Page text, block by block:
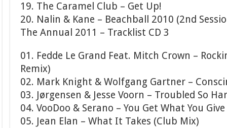
19. The Caramel Club – Get Up!
20. Nalin & Kane – Beachball 2010 (2nd
The Annual 2011 – Tracklist CD 3
01. Fedde Le Grand Feat. Mitch Crown –
Remix)
02. Mark Knight & Wolfgang Gartner –
03. Jørgensen & Jesse Voorn – Troubled So
04. VooDoo & Serano – You Get What You
05. Jean Elan – What It Takes (Club Mix)